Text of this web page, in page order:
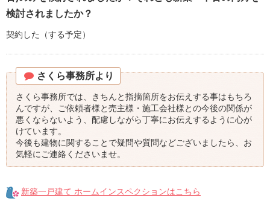
検討されましたか？
契約した（する予定）
さくら事務所より
さくら事務所では、きちんと指摘箇所をお伝えする事はもちろ
んですが、ご依頼者様と売主様・施工会社様との今後の関係が
悪くならないよう、配慮しながら丁寧にお伝えするように心が
けています。
今後も建物に関することで疑問や質問などございましたら、お
気軽にご連絡くださいませ。
新築一戸建て ホームインスペクションはこちら